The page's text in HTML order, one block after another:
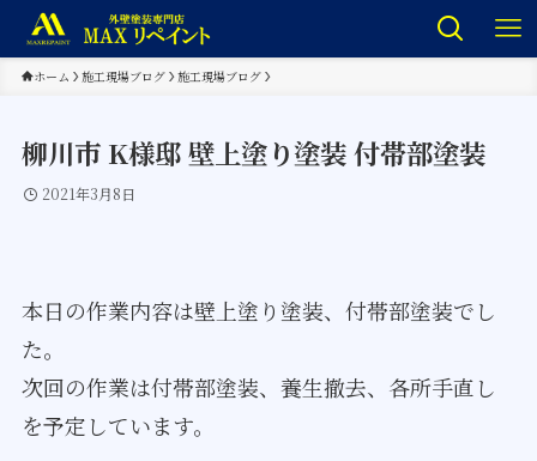
ホーム 施工現場ブログ 施工現場ブログ
柳川市 K様邸 壁上塗り塗装 付帯部塗装
2021年3月8日
本日の作業内容は壁上塗り塗装、付帯部塗装でし
た。
次回の作業は付帯部塗装、養生撤去、各所手直し
を予定しています。